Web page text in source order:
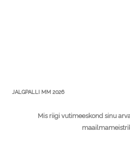
JALGPALLI MM 2026
Mis riigi vutimeeskond sinu